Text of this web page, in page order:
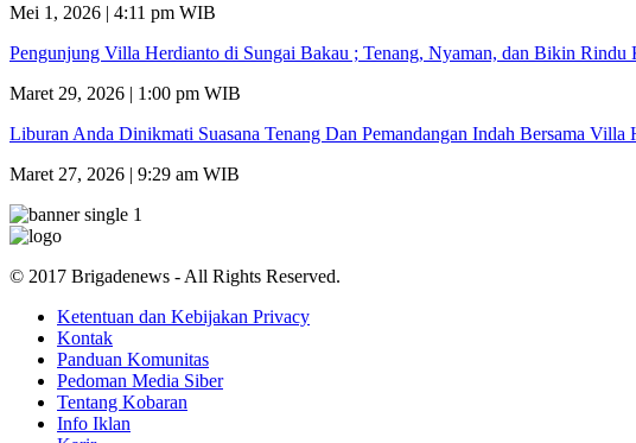
Mei 1, 2026 | 4:11 pm WIB
Pengunjung Villa Herdianto di Sungai Bakau ; Tenang, Nyaman, dan Bikin
Maret 29, 2026 | 1:00 pm WIB
Liburan Anda Dinikmati Suasana Tenang Dan Pemandangan Indah Bersama
Maret 27, 2026 | 9:29 am WIB
© 2017 Brigadenews - All Rights Reserved.
Ketentuan dan Kebijakan Privacy
Kontak
Panduan Komunitas
Pedoman Media Siber
Tentang Kobaran
Info Iklan